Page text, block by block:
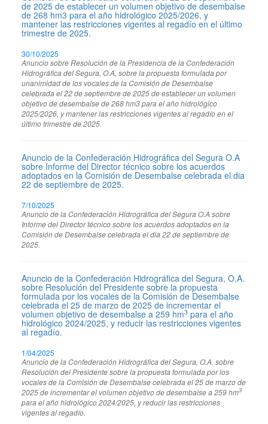
de 2025 de establecer un volumen objetivo de desembalse
de 268 hm3 para el año hidrológico 2025/2026, y
mantener las restricciones vigentes al regadío en el último
trimestre de 2025.
30/10/2025
Anuncio sobre Resolución de la Presidencia de la Confederación
Hidrográfica del Segura, O.A, sobre la propuesta formulada por
unanimidad de los vocales de la Comisión de Desembalse
celebrada el 22 de septiembre de 2025 de establecer un volumen
objetivo de desembalse de 268 hm3 para el año hidrológico
2025/2026, y mantener las restricciones vigentes al regadío en el
último trimestre de 2025.
Anuncio de la Confederación Hidrográfica del Segura O.A
sobre Informe del Director técnico sobre los acuerdos
adoptados en la Comisión de Desembalse celebrada el dia
22 de septiembre de 2025.
7/10/2025
Anuncio de la Confederación Hidrográfica del Segura O.A sobre
Informe del Director técnico sobre los acuerdos adoptados en la
Comisión de Desembalse celebrada el dia 22 de septiembre de
2025.
Anuncio de la Confederación Hidrográfica del Segura, O.A.
sobre Resolución del Presidente sobre la propuesta
formulada por los vocales de la Comisión de Desembalse
celebrada el 25 de marzo de 2025 de incrementar el
volumen objetivo de desembalse a 259 hm3para el año
hidrológico 2024/2025, y reducir las restricciones vigentes
al regadío.
1/04/2025
Anuncio de la Confederación Hidrográfica del Segura, O.A. sobre
Resolución del Presidente sobre la propuesta formulada por los
vocales de la Comisión de Desembalse celebrada el 25 de marzo de
2025 de incrementar el volumen objetivo de desembalse a 259 hm3
para el año hidrológico 2024/2025, y reducir las restricciones
vigentes al regadío.